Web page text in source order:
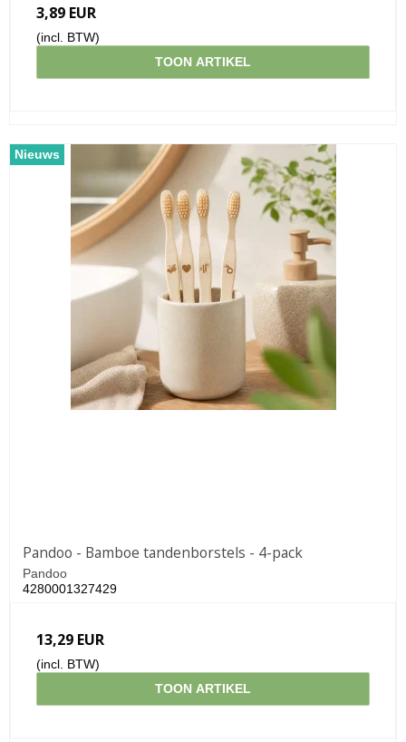
3,89 EUR
(incl. BTW)
TOON ARTIKEL
Nieuws
Pandoo - Bamboe tandenborstels - 4-pack
Pandoo
4280001327429
13,29 EUR
(incl. BTW)
TOON ARTIKEL